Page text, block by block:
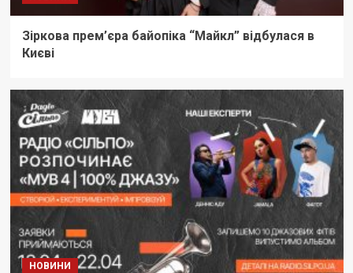
Зіркова прем’єра байопіка “Майкл” відбулася в
Києві
НОВИНИ